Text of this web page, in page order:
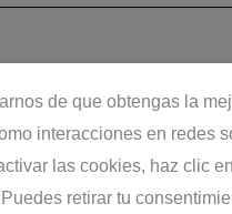
de que obtengas la
interacciones en redes
las cookies, haz clic
retirar tu
Alta